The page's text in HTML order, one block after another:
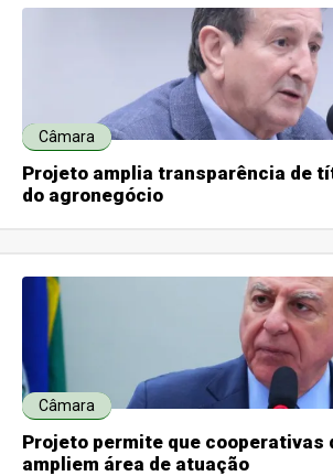
Câmara
Projeto amplia transparência de
do agronegócio
Câmara
Projeto permite que cooperativas
ampliem área de atuação